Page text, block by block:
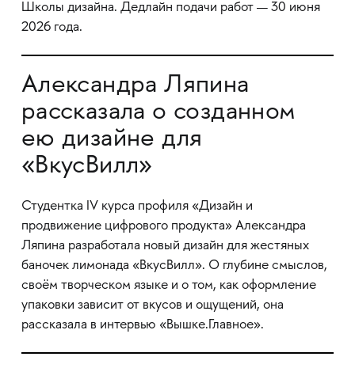
Школы дизайна. Дедлайн подачи работ — 30 июня
2026 года.
Александра Ляпина
рассказала о созданном
ею дизайне для
«ВкусВилл»
Студентка IV курса профиля «Дизайн и
продвижение цифрового продукта» Александра
Ляпина разработала новый дизайн для жестяных
баночек лимонада «ВкусВилл». О глубине смыслов,
своём творческом языке и о том, как оформление
упаковки зависит от вкусов и ощущений, она
рассказала в интервью «Вышке.Главное».